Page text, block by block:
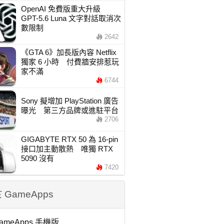
OpenAI 免費版重大升級
GPT-5.6 Luna 文字對話取消次
數限制
2642
《GTA 6》加長版內容 Netflix
獨家 6 小時 付費牆安排惹玩
家不滿
6744
Sony 擬增加 PlayStation 廣告
曝光 第三方品牌或進駐平台
2706
GIGABYTE RTX 50 為 16-pin
接口加主動散熱 唯獨 RTX
5090 沒有
7420
GameApps
手機版